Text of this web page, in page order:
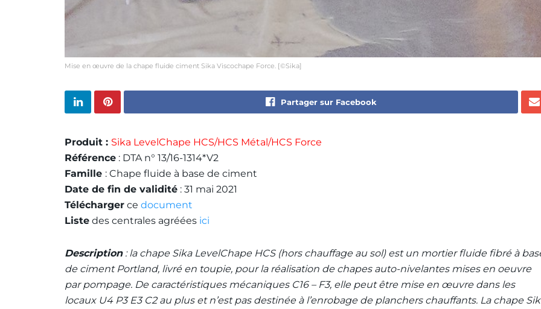
Mise en œuvre de la chape fluide ciment Sika Viscochape Force. [©Sika]
Partager sur Facebook
Produit : Sika LevelChape HCS/HCS Métal/HCS Force
Référence : DTA n° 13/16-1314*V2
Famille : Chape fluide à base de ciment
Date de fin de validité : 31 mai 2021
Télécharger ce document
Liste des centrales agréées ici
Description: la chape Sika LevelChape HCS (hors chauffage au sol) est un mortier fluide fibré à
de ciment Portland, livré en toupie, pour la réalisation de chapes auto-nivelantes mises en oeuvre
par pompage. De caractéristiques mécaniques C16 – F3, elle peut être mise en œuvre dans les
locaux U4 P3 E3 C2 au plus et n’est pas destinée à l’enrobage de planchers chauffants. La chape